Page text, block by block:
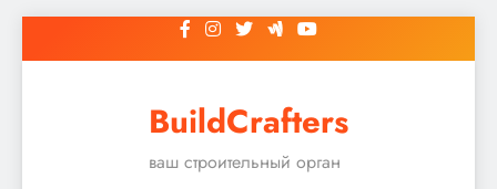
к
BuildCrafters
ваш строительный орган